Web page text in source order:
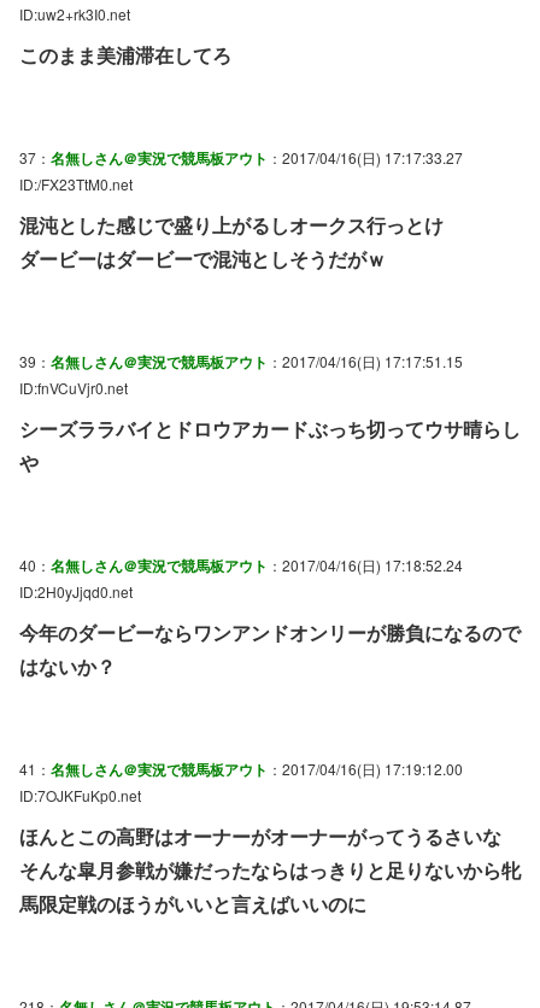
ID:uw2+rk3I0.net
このまま美浦滞在してろ
37： 名無しさん＠実況で競馬板アウト ：2017/04/16(日) 17:17:33.27
ID:/FX23TtM0.net
混沌とした感じで盛り上がるしオークス行っとけ
ダービーはダービーで混沌としそうだがｗ
39： 名無しさん＠実況で競馬板アウト ：2017/04/16(日) 17:17:51.15
ID:fnVCuVjr0.net
シーズララバイとドロウアカードぶっち切ってウサ晴らし
や
40： 名無しさん＠実況で競馬板アウト ：2017/04/16(日) 17:18:52.24
ID:2H0yJjqd0.net
今年のダービーならワンアンドオンリーが勝負になるので
はないか？
41： 名無しさん＠実況で競馬板アウト ：2017/04/16(日) 17:19:12.00
ID:7OJKFuKp0.net
ほんとこの高野はオーナーがオーナーがってうるさいな
そんな皐月参戦が嫌だったならはっきりと足りないから牝
馬限定戦のほうがいいと言えばいいのに